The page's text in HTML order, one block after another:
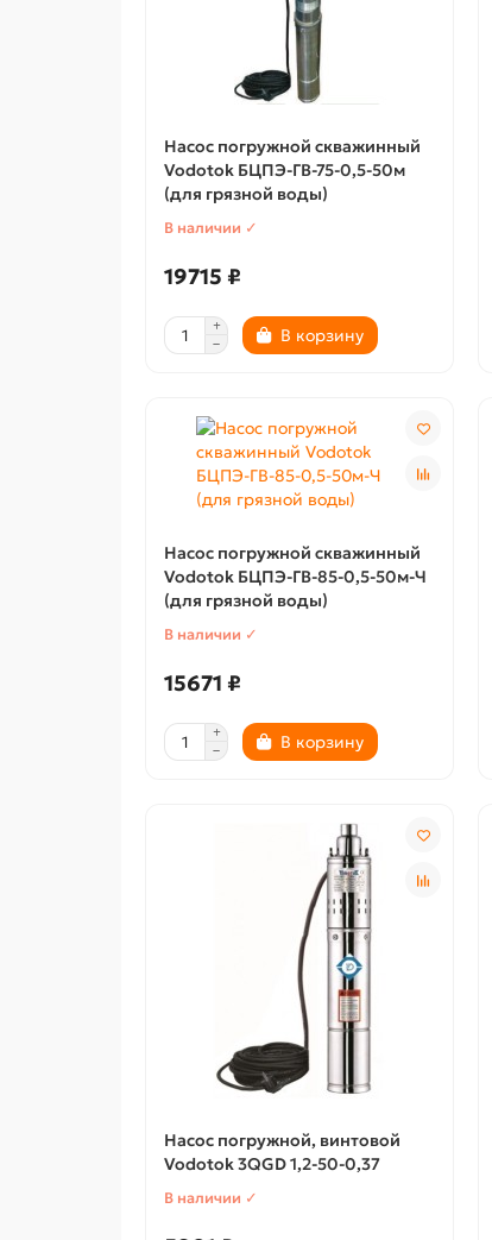
Насос погружной скважинный
Vodotok БЦПЭ-ГВ-75-0,5-50м
(для грязной воды)
В наличии ✓
19715 ₽
В корзину
Насос погружной скважинный
Vodotok БЦПЭ-ГВ-85-0,5-50м-Ч
(для грязной воды)
В наличии ✓
15671 ₽
В корзину
Насос погружной, винтовой
Vodotok 3QGD 1,2-50-0,37
В наличии ✓